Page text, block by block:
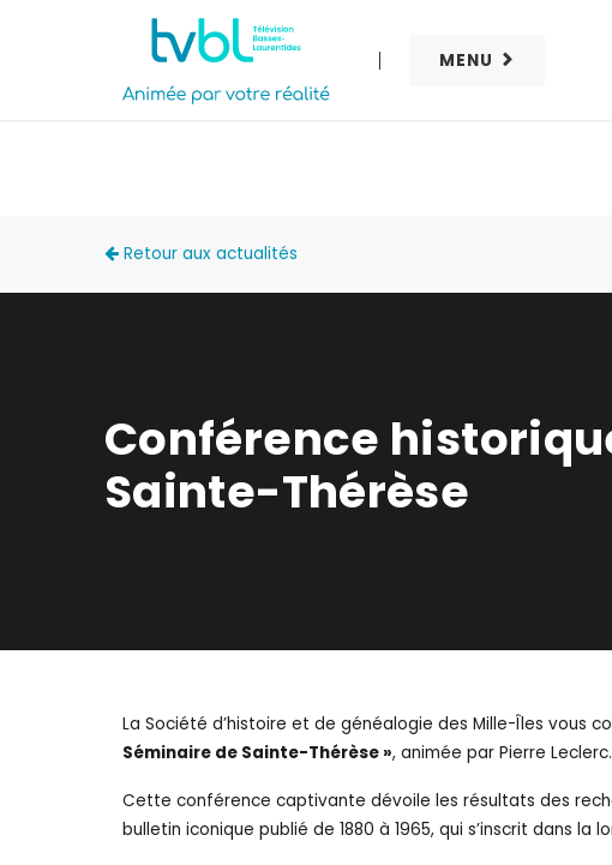
MENU
Retour aux actualités
Conférence
Sainte-Thérèse
La Société d’histoire et de généalogie des Mille-Îles vous
Séminaire de Sainte-Thérèse », animée par Pierre
Cette conférence captivante dévoile les résultats des
bulletin iconique publié de 1880 à 1965, qui s’inscrit dans